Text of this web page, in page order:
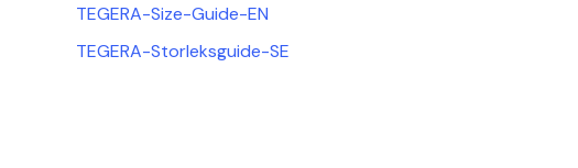
TEGERA-Size-Guide-EN
TEGERA-Storleksguide-SE